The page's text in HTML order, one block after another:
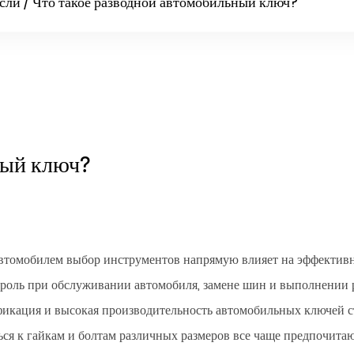
ключ?
выбор инструментов напрямую влияет на
при обслуживании автомобиля, замене шин и
и высокая производительность автомобильных
к гайкам и болтам различных размеров все чаще